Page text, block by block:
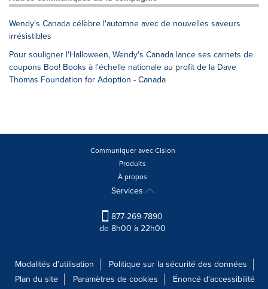
Wendy's Canada célèbre l'automne avec de nouvelles saveurs
irrésistibles
Pour souligner l'Halloween, Wendy's Canada lance ses carnets de
coupons Boo! Books à l'échelle nationale au profit de la Dave
Thomas Foundation for Adoption - Canada
Communiquer avec Cision
Produits
À propos
Services
877-269-7890
de 8h00 à 22h00
Modalités d'utilisation
Politique sur la sécurité des données
Plan du site
Paramètres de cookies Énoncé d'accessibilité